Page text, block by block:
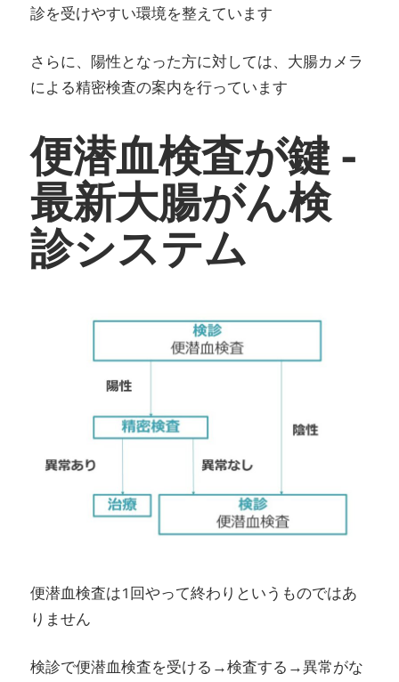
診を受けやすい環境を整えています
さらに、陽性となった方に対しては、大腸カメラ
による精密検査の案内を行っています
便潜血検査が鍵 -
最新大腸がん検
診システム
便潜血検査は1回やって終わりというものではあ
りません
検診で便潜血検査を受ける→検査する→異常がな